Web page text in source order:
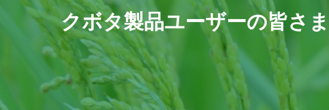
クボタ製品ユーザーの皆さま